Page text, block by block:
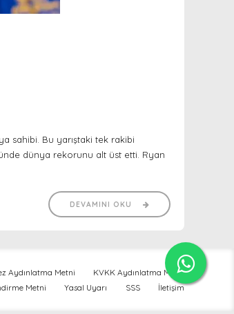
sahibi. Bu yarıştaki tek rakibi
dünya rekorunu alt üst etti. Ryan
DEVAMINI OKU
Aydınlatma Metni
KVKK Aydınlatma Metni
Metni
Yasal Uyarı SSS İletişim